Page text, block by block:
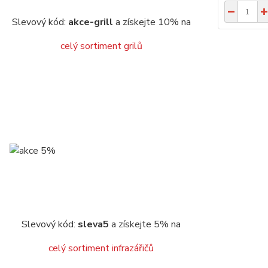
Slevový kód: akce-grill a získejte 10% na
celý sortiment grilů
Slevový kód: sleva5 a získejte 5% na
celý sortiment infrazářičů